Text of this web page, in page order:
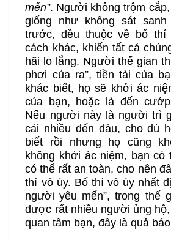
mến”. Người không trộm
giống như không sát
trước, đều thuộc về bố thí
cách khác, khiến tất cả
hãi lo lắng. Người thế gian
phơi của ra”, tiền tài của
khác biết, họ sẽ khởi ác
của bạn, hoặc là đến
Nếu người này là người trì
cải nhiều đến đâu, cho dù
biết rồi nhưng họ cũng
không khởi ác niệm, bạn có
có thể rất an toàn, cho nên
thí vô úy. Bố thí vô úy nhất
người yêu mến”, trong thế
được rất nhiều người ủng
quan tâm bạn, đây là quả